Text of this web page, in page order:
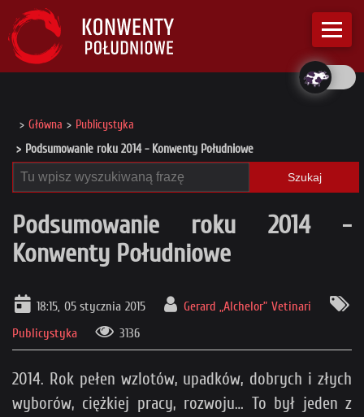
Główna
Publicystyka
Podsumowanie roku 2014 - Konwenty Południowe
Szukaj
Podsumowanie roku 2014 -
Konwenty Południowe
18:15, 05 stycznia 2015
Gerard „Alchelor” Vetinari
Publicystyka
3136
2014. Rok pełen wzlotów, upadków, dobrych i złych
wyborów, ciężkiej pracy, rozwoju… To był jeden z